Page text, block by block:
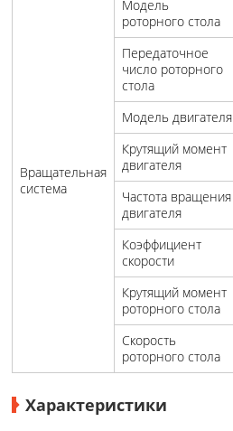
Вращательная
система
Модель
роторного стола
Передаточное
число роторного
стола
Модель двигателя
Крутящий момент
двигателя
Частота вращения
двигателя
Коэффициент
скорости
Крутящий момент
роторного стола
Скорость
роторного стола
Характеристики